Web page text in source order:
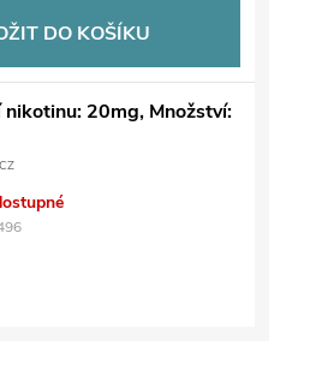
DO KOŠÍKU
nikotinu: 20mg, Množství: